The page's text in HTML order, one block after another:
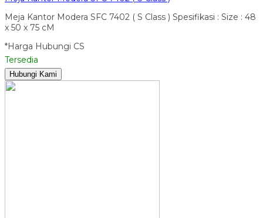
Meja Kantor Modera SFC 7402 ( S Class ) Spesifikasi : Size : 48
x 50 x 75 cM
*Harga Hubungi CS
Tersedia
Hubungi Kami